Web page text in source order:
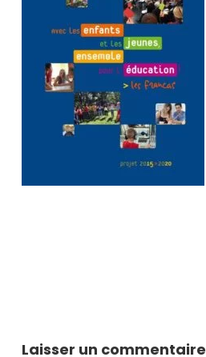
Laisser un commentaire